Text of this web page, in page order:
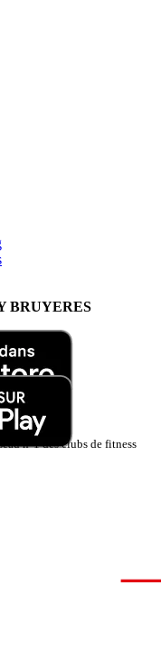
BRUYERES
n°1 des clubs de fitness